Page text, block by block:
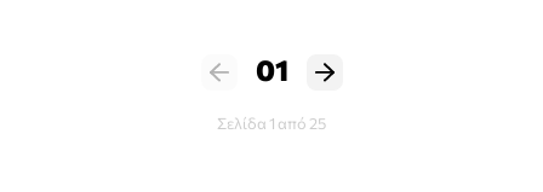
01
Σελίδα 1 από 25